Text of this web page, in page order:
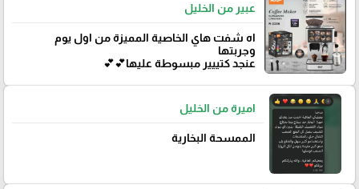
عبير من الخليل
اه شفت هاي الخاصية المميزة من اول يوم
وجربتها
عنجد كتييير مبسوطة عليها💕💕
اميرة من الخليل
الممسحة البخارية